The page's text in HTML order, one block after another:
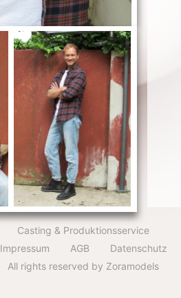
Casting & Produktionsservice
Impressum
AGB
Datenschutz
All rights reserved by Zoramodels